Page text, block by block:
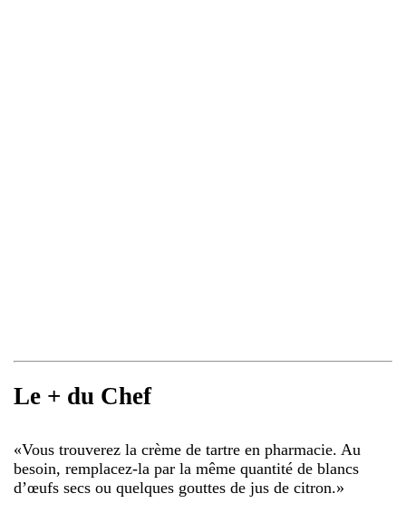
Le + du Chef
«Vous trouverez la crème de tartre en pharmacie. Au
besoin, remplacez-la par la même quantité de blancs
d’œufs secs ou quelques gouttes de jus de citron.»